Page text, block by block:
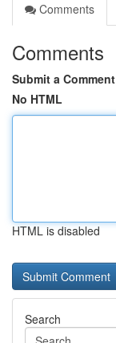
Comments
Comments
Submit a Comment
No HTML
HTML is disabled
Search